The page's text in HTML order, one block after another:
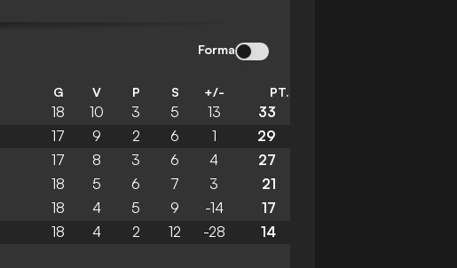
Forma
G V P S +/- PT.
18 10 3 5 13 33
17 9 2 6 1 29
17 8 3 6 4 27
18 5 6 7 3 21
18 4 5 9 -14 17
18 4 2 12 -28 14